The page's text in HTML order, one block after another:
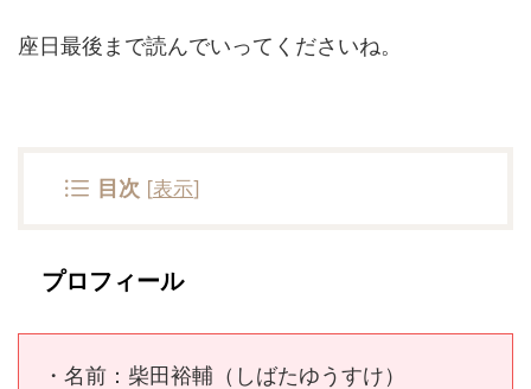
座日最後まで読んでいってくださいね。
目次 [表示]
プロフィール
・名前：柴田裕輔（しばたゆうすけ）